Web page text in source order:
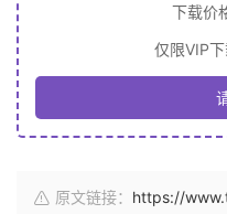
下载价
仅限VIP
原文链接： https://